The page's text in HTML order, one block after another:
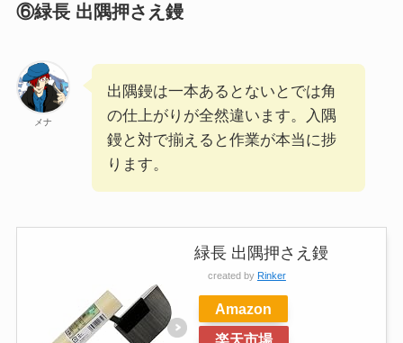
⑥緑長 出隅押さえ鏝
メナ
出隅鏝は一本あるとないとでは角
の仕上がりが全然違います。入隅
鏝と対で揃えると作業が本当に捗
ります。
緑長 出隅押さえ鏝
created by Rinker
Amazon